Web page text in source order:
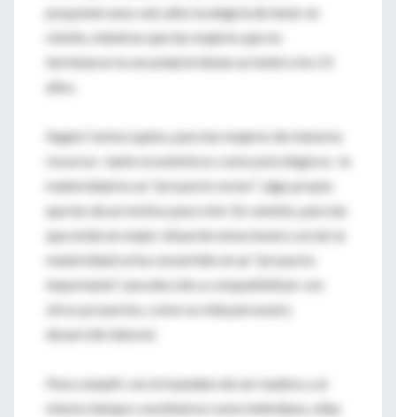
posponen unos seis años la alegría de tener un
retoño, mientras que las mujeres que no
terminaron la secundaria tienen un bebé a los 21
años.
Según Carina Lupino, para las mujeres de menores
recursos -tanto económicos como psicológicos- la
maternidad es un "proyecto rector", algo propio
que les da un motivo para vivir. En cambio, para las
que están en mejor situación emocional y social, la
maternidad se ha convertido en un "proyecto
importante", una elección a compatibilizar con
otros proyectos, como su vida personal y
desarrollo laboral.
Para cumplir con el mandato de ser madres y al
mismo tiempo constituirse como individuos, ellas